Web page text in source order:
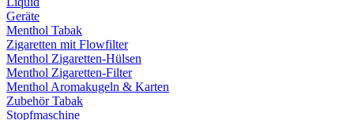
Geräte
Menthol Tabak
Zigaretten mit Flowfilter
Menthol Zigaretten-Hülsen
Menthol Zigaretten-Filter
Menthol Aromakugeln & Karten
Zubehör Tabak
Stopfmaschine